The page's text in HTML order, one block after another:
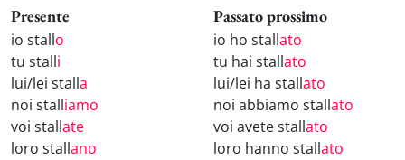
Presente
io stallo
tu stalli
lui/lei stalla
noi stalliamo
voi stallate
loro stallano
Passato prossimo
io ho stallato
tu hai stallato
lui/lei ha stallato
noi abbiamo stallato
voi avete stallato
loro hanno stallato